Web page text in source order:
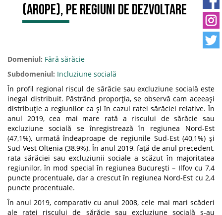
(AROPE), pe regiuni de dezvoltare
Domeniul: Fără sărăcie
Subdomeniul: Incluziune socială
În profil regional riscul de sărăcie sau excluziune socială este
inegal distribuit. Păstrând proporţia, se observă cam aceeaşi
distribuţie a regiunilor ca şi în cazul ratei sărăciei relative. În
anul 2019, cea mai mare rată a riscului de sărăcie sau
excluziune socială se înregistrează în regiunea Nord-Est
(47,1%), urmată îndeaproape de regiunile Sud-Est (40,1%) şi
Sud-Vest Oltenia (38,9%). În anul 2019, faţă de anul precedent,
rata sărăciei sau excluziunii sociale a scăzut în majoritatea
regiunilor, în mod special în regiunea Bucureşti – Ilfov cu 7,4
puncte procentuale, dar a crescut în regiunea Nord-Est cu 2,4
puncte procentuale.
În anul 2019, comparativ cu anul 2008, cele mai mari scăderi
ale ratei riscului de sărăcie sau excluziune socială s-au